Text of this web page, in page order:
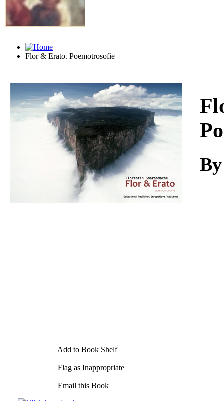
Flor & Erato. Poemotrosofie
Download
Add to Book Shelf
Flag as Inappropriate
Email this Book